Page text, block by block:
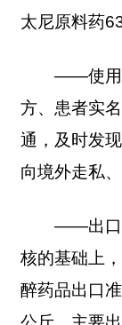
太尼原料药
——使用
方、患者实
通，及时发
向境外走私
——出口
核的基础上
醉药品出口